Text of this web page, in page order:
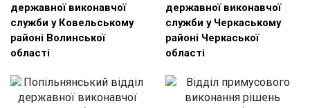
державної виконавчої
служби у Ковельському
районі Волинської
області
державної виконавчої
служби у Черкаському
районі Черкаської
області